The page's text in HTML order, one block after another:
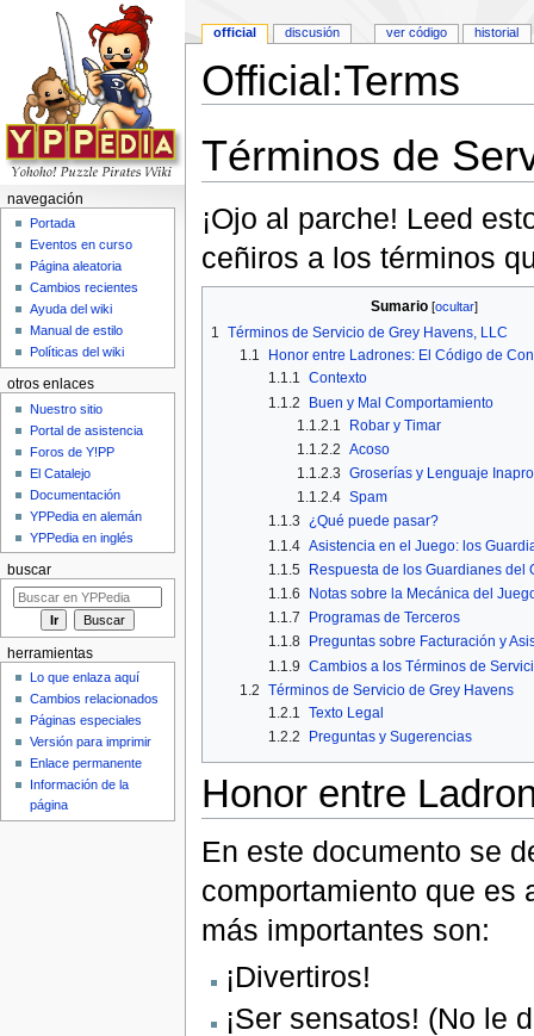
Official:Terms
Términos de
¡Ojo al parche! Leed
ceñiros a los términos
Sumario[ocultar]
1 Términos de Servicio de Grey Havens, LLC
1.1
Honor entre Ladrones: El Código de
1.1.1 Contexto
1.1.2
Buen y Mal Comportamiento
1.1.2.1
Robar y Timar
1.1.2.2 Acoso
1.1.2.3 Groserías y Lenguaje
1.1.2.4 Spam
1.1.3 ¿Qué puede pasar?
1.1.4 Asistencia en el Juego: los
1.1.5 Respuesta de los Guardianes del
1.1.6
Notas sobre la Mecánica del
1.1.7
Programas de Terceros
1.1.8
Preguntas sobre Facturación y
1.1.9 Cambios a los Términos de
1.2 Términos de Servicio de Grey Havens
1.2.1 Texto Legal
1.2.2
Preguntas y Sugerencias
Honor entre
En este documento se
comportamiento que es
más importantes son:
¡Divertiros!
¡Ser sensatos! (No le
official discusión ver código historial
navegación
Portada
Eventos en curso
Página aleatoria
Cambios recientes
Ayuda del wiki
Manual de estilo
Políticas del wiki
otros enlaces
Nuestro sitio
Portal de asistencia
Foros de Y!PP
El Catalejo
Documentación
YPPedia en alemán
YPPedia en inglés
buscar
herramientas
Lo que enlaza aquí
Cambios relacionados
Páginas especiales
Versión para imprimir
Enlace permanente
Información de la
página